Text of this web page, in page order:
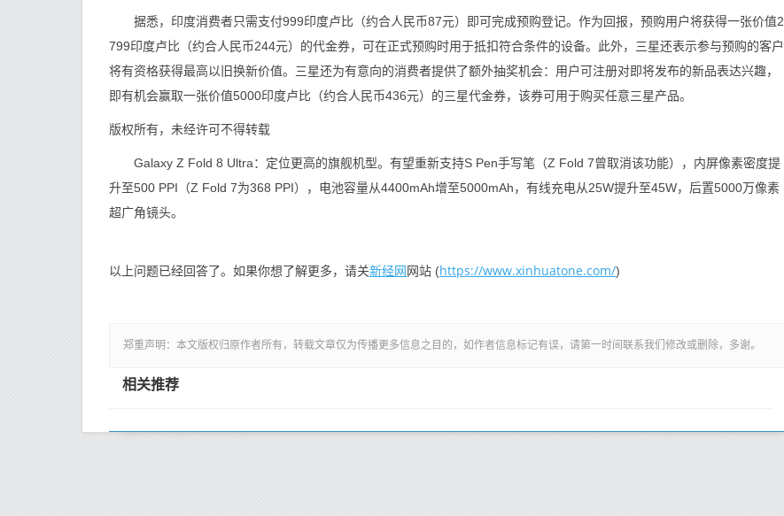
据悉，印度消费者只需支付999印度卢比（约合人民币87元）即可完成预购登记。作为回报，预购用户将获得一张价值2
799印度卢比（约合人民币244元）的代金券，可在正式预购时用于抵扣符合条件的设备。此外，三星还表示参与预购的客户
将有资格获得最高以旧换新价值。三星还为有意向的消费者提供了额外抽奖机会：用户可注册对即将发布的新品表达兴趣，
即有机会赢取一张价值5000印度卢比（约合人民币436元）的三星代金券，该券可用于购买任意三星产品。
版权所有，未经许可不得转载
Galaxy Z Fold 8 Ultra：定位更高的旗舰机型。有望重新支持S Pen手写笔（Z Fold 7曾取消该功能），内屏像素密度提
升至500 PPI（Z Fold 7为368 PPI），电池容量从4400mAh增至5000mAh，有线充电从25W提升至45W，后置5000万像素
超广角镜头。
以上问题已经回答了。如果你想了解更多，请关新经网网站 (https://www.xinhuatone.com/)
郑重声明：本文版权归原作者所有，转载文章仅为传播更多信息之目的，如作者信息标记有误，请第一时间联系我们修改或删除，多谢。
相关推荐